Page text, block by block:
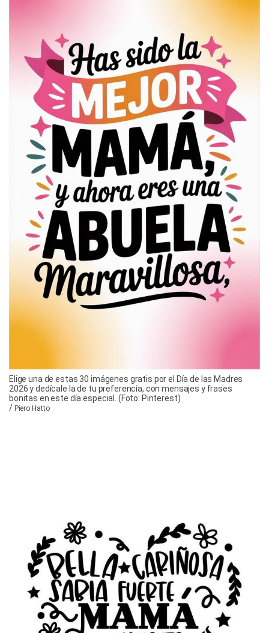
Elige una de estas 30 imágenes gratis por el Día de las Madres
2026 y dedícale la de tu preferencia, con mensajes y frases
bonitas en este día especial. (Foto: Pinterest)
/ Piero Hatto